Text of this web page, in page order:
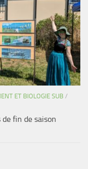
ET BIOLOGIE SUB/
de fin de saison